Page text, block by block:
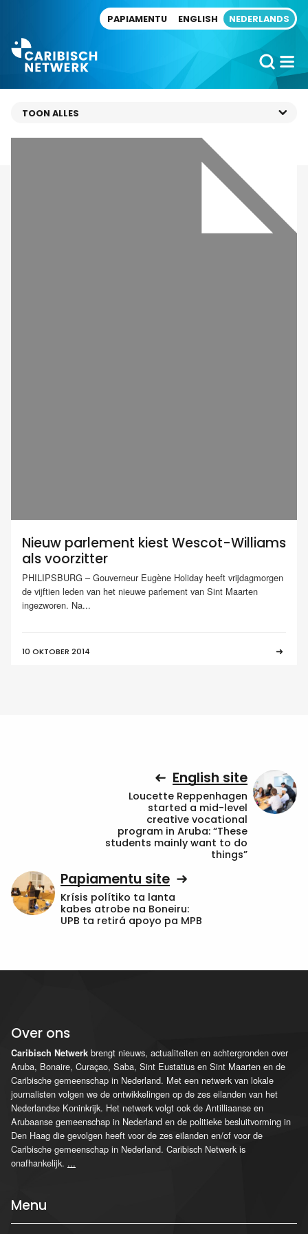
PAPIAMENTU ENGLISH NEDERLANDS
Nieuw parlement kiest Wescot-Williams
als voorzitter
PHILIPSBURG – Gouverneur Eugène Holiday heeft vrijdagmorgen
de vijftien leden van het nieuwe parlement van Sint Maarten
ingezworen. Na...
10 OKTOBER 2014
English site
Loucette Reppenhagen
started a mid-level
creative vocational
program in Aruba: “These
students mainly want to do
things”
Papiamentu site
Krísis polítiko ta lanta
kabes atrobe na Boneiru:
UPB ta retirá apoyo pa MPB
Over ons
Caribisch Netwerk brengt nieuws, actualiteiten en achtergronden over
Aruba, Bonaire, Curaçao, Saba, Sint Eustatius en Sint Maarten en de
Caribische gemeenschap in Nederland. Met een netwerk van lokale
journalisten volgen we de ontwikkelingen op de zes eilanden van het
Nederlandse Koninkrijk. Het netwerk volgt ook de Antilliaanse en
Arubaanse gemeenschap in Nederland en de politieke besluitvorming in
Den Haag die gevolgen heeft voor de zes eilanden en/of voor de
Caribische gemeenschap in Nederland. Caribisch Netwerk is
onafhankelijk. ...
Menu